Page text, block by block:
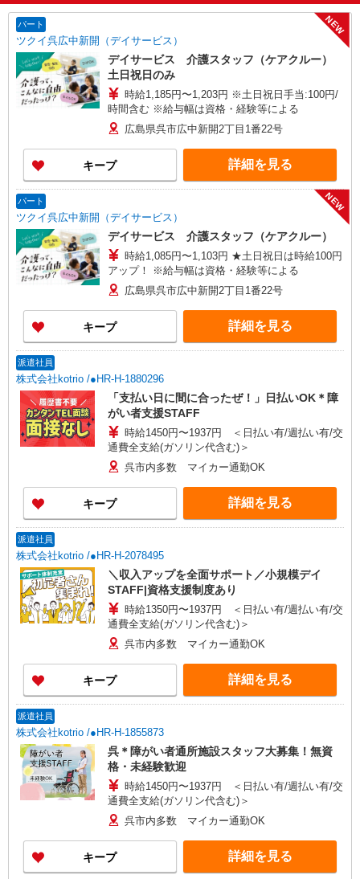
パート
ツクイ呉広中新開（デイサービス）
NEW
デイサービス 介護スタッフ（ケアクルー）
土日祝日のみ
時給1,185円〜1,203円 ※土日祝日手当:100円/
時間含む ※給与幅は資格・経験等による
広島県呉市広中新開2丁目1番22号
キープ 詳細を見る
パート
ツクイ呉広中新開（デイサービス）
NEW
デイサービス 介護スタッフ（ケアクルー）
時給1,085円〜1,103円 ★土日祝日は時給100円
アップ！ ※給与幅は資格・経験等による
広島県呉市広中新開2丁目1番22号
キープ 詳細を見る
派遣社員
株式会社kotrio /●HR-H-1880296
「支払い日に間に合ったぜ！」日払いOK＊障
がい者支援STAFF
時給1450円〜1937円 ＜日払い有/週払い有/交
通費全支給(ガソリン代含む)＞
呉市内多数 マイカー通勤OK
キープ 詳細を見る
派遣社員
株式会社kotrio /●HR-H-2078495
＼収入アップを全面サポート／小規模デイ
STAFF|資格支援制度あり
時給1350円〜1937円 ＜日払い有/週払い有/交
通費全支給(ガソリン代含む)＞
呉市内多数 マイカー通勤OK
キープ 詳細を見る
派遣社員
株式会社kotrio /●HR-H-1855873
呉＊障がい者通所施設スタッフ大募集！無資
格・未経験歓迎
時給1450円〜1937円 ＜日払い有/週払い有/交
通費全支給(ガソリン代含む)＞
呉市内多数 マイカー通勤OK
キープ 詳細を見る